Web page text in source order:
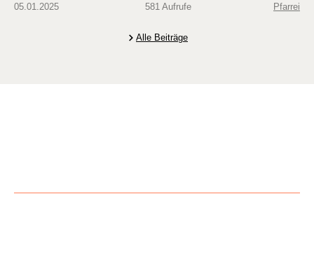
05.01.2025 581 Aufrufe Pfarrei
Alle Beiträge